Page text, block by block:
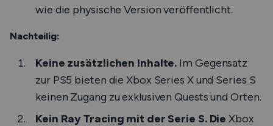
wie die physische Version veröffentlicht.
Nachteilig:
Keine zusätzlichen Inhalte. Im Gegensatz
zur PS5 bieten die Xbox Series X und Series S
keinen Zugang zu exklusiven Quests und Orten.
Kein Ray Tracing mit der Serie S. DieXbox